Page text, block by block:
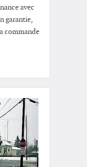
avec
garantie,
commande